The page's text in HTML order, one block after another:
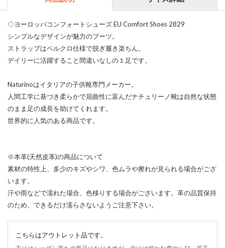
◇ヨーロッパコンフォートシューズ EU Comfort Shoes 2829
シンプルなデザインが魅力のブーツ。
ストラップはベルクロ仕様で脱ぎ履き楽ちん。
デイリーに活躍すること間違いなしの１足です。
Naturinoはイタリアの子供靴専門メーカー。
人間工学に基づき柔らかで屈曲性に富んだナチュリーノ靴は自然な状態
のまま足の成長を助けてくれます。
世界的に人気のある商品です。
※本革(天然皮革)の商品について
素材の特性上、多少のキズやシワ、色ムラや擦れが見られる場合がござ
います。
汗や雨などで濡れた場合、色移りする場合がございます。革の品質保持
のため、できるだけ濡らさないようご注意下さい。
こちらはアウトレット品です。